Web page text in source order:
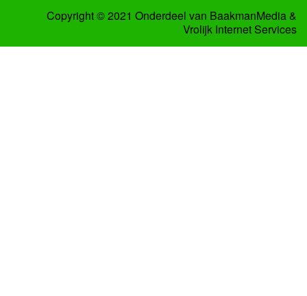
Copyright © 2021 Onderdeel van BaakmanMedia &
Vrolijk Internet Services